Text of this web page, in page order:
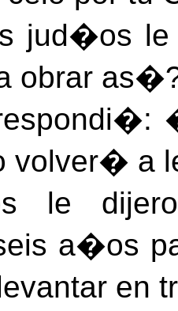
jud�os
obrar
volver� a
le
a�os
en